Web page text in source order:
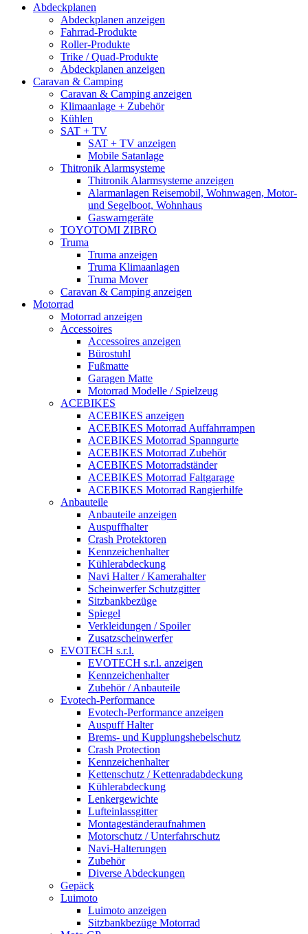
Abdeckplanen
Abdeckplanen anzeigen
Fahrrad-Produkte
Roller-Produkte
Trike / Quad-Produkte
Abdeckplanen anzeigen
Caravan & Camping
Caravan & Camping anzeigen
Klimaanlage + Zubehör
Kühlen
SAT + TV
SAT + TV anzeigen
Mobile Satanlage
Thitronik Alarmsysteme
Thitronik Alarmsysteme anzeigen
Alarmanlagen Reisemobil, Wohnwagen, Motor-
und Segelboot, Wohnhaus
Gaswarngeräte
TOYOTOMI ZIBRO
Truma
Truma anzeigen
Truma Klimaanlagen
Truma Mover
Caravan & Camping anzeigen
Motorrad
Motorrad anzeigen
Accessoires
Accessoires anzeigen
Bürostuhl
Fußmatte
Garagen Matte
Motorrad Modelle / Spielzeug
ACEBIKES
ACEBIKES anzeigen
ACEBIKES Motorrad Auffahrrampen
ACEBIKES Motorrad Spanngurte
ACEBIKES Motorrad Zubehör
ACEBIKES Motorradständer
ACEBIKES Motorrad Faltgarage
ACEBIKES Motorrad Rangierhilfe
Anbauteile
Anbauteile anzeigen
Auspuffhalter
Crash Protektoren
Kennzeichenhalter
Kühlerabdeckung
Navi Halter / Kamerahalter
Scheinwerfer Schutzgitter
Sitzbankbezüge
Spiegel
Verkleidungen / Spoiler
Zusatzscheinwerfer
EVOTECH s.r.l.
EVOTECH s.r.l. anzeigen
Kennzeichenhalter
Zubehör / Anbauteile
Evotech-Performance
Evotech-Performance anzeigen
Auspuff Halter
Brems- und Kupplungshebelschutz
Crash Protection
Kennzeichenhalter
Kettenschutz / Kettenradabdeckung
Kühlerabdeckung
Lenkergewichte
Lufteinlassgitter
Montageständeraufnahmen
Motorschutz / Unterfahrschutz
Navi-Halterungen
Zubehör
Diverse Abdeckungen
Gepäck
Luimoto
Luimoto anzeigen
Sitzbankbezüge Motorrad